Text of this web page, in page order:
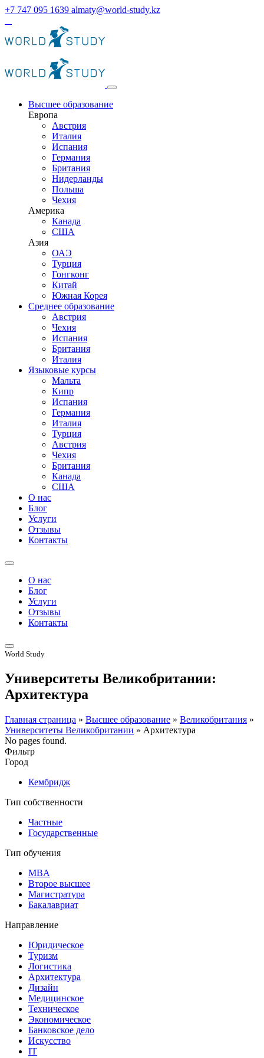
+7 747 095 1639 almaty@world-study.kz
Высшее образование
Европа
Австрия
Италия
Испания
Германия
Британия
Нидерланды
Польша
Чехия
Америка
Канада
США
Азия
ОАЭ
Турция
Гонгконг
Китай
Южная Корея
Среднее образование
Австрия
Чехия
Испания
Британия
Италия
Языковые курсы
Мальта
Кипр
Испания
Германия
Италия
Турция
Австрия
Чехия
Британия
Канада
США
О нас
Блог
Услуги
Отзывы
Контакты
О нас
Блог
Услуги
Отзывы
Контакты
World Study
Университеты Великобритании:
Архитектура
Главная страница » Высшее образование » Великобритания »
Университеты Великобритании » Архитектура
No pages found.
Фильтр
Город
Кембридж
Тип собственности
Частные
Государственные
Тип обучения
MBA
Второе высшее
Магистратура
Бакалавриат
Направление
Юридическое
Туризм
Логистика
Архитектура
Дизайн
Медицинское
Техническое
Экономическое
Банковское дело
Искусство
IT